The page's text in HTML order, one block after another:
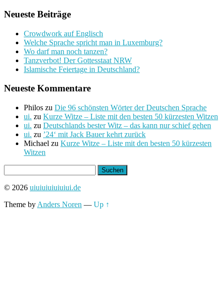
Neueste Beiträge
Crowdwork auf Englisch
Welche Sprache spricht man in Luxemburg?
Wo darf man noch tanzen?
Tanzverbot! Der Gottesstaat NRW
Islamische Feiertage in Deutschland?
Neueste Kommentare
Philos zu Die 96 schönsten Wörter der Deutschen Sprache
ui. zu Kurze Witze – Liste mit den besten 50 kürzesten Witzen
ui. zu Deutschlands bester Witz – das kann nur schief gehen
ui. zu ’24‘ mit Jack Bauer kehrt zurück
Michael zu Kurze Witze – Liste mit den besten 50 kürzesten
Witzen
nach:
© 2026 uiuiuiuiuiuiui.de
Theme by Anders Noren — Up ↑